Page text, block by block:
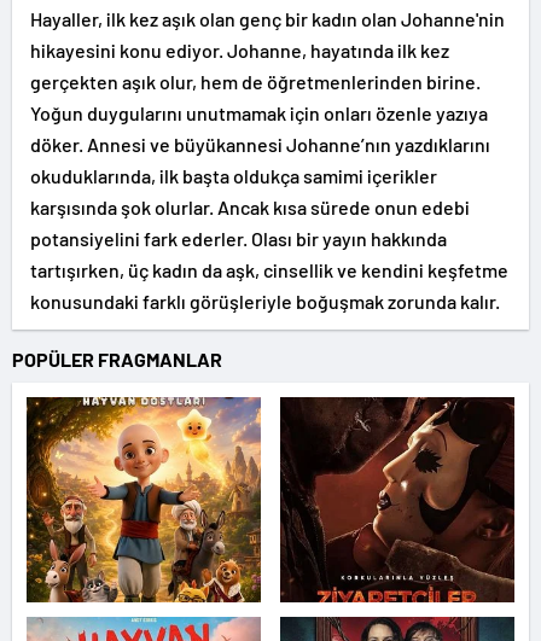
Hayaller, ilk kez aşık olan genç bir kadın olan Johanne'nin
hikayesini konu ediyor. Johanne, hayatında ilk kez
gerçekten aşık olur, hem de öğretmenlerinden birine.
Yoğun duygularını unutmamak için onları özenle yazıya
döker. Annesi ve büyükannesi Johanne’nın yazdıklarını
okuduklarında, ilk başta oldukça samimi içerikler
karşısında şok olurlar. Ancak kısa sürede onun edebi
potansiyelini fark ederler. Olası bir yayın hakkında
tartışırken, üç kadın da aşk, cinsellik ve kendini keşfetme
konusundaki farklı görüşleriyle boğuşmak zorunda kalır.
POPÜLER FRAGMANLAR